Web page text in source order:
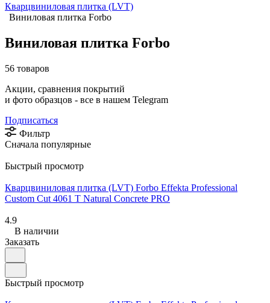
Кварцвиниловая плитка (LVT)
Виниловая плитка Forbo
Виниловая плитка Forbo
56 товаров
Акции, сравнения покрытий
и фото образцов - все в нашем Telegram
Подписаться
Фильтр
Сначала популярные
Быстрый просмотр
Кварцвиниловая плитка (LVT) Forbo Effekta Professional
Custom Cut 4061 T Natural Concrete PRO
4.9
В наличии
Заказать
Быстрый просмотр